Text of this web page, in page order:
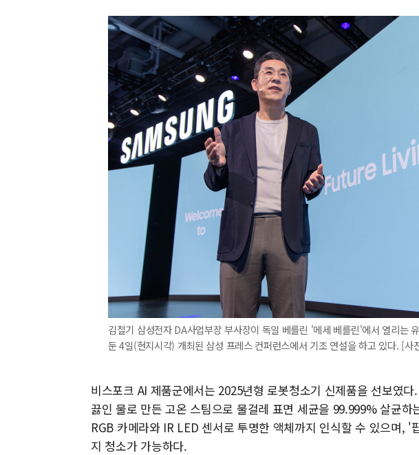
김철기 삼성전자 DA사업부장 부사장이 독일 베를린 '메세 베를린'에서 열리는
둔 4일(현지시각) 개최된 삼성 프레스 컨퍼런스에서 기조 연설을 하고 있다. [사
비스포크 AI 제품군에서는 2025년형 로봇청소기 신제품을 선보였
끓인 물로 만든 고온 스팀으로 물걸레 표면 세균을 99.999% 살균
RGB 카메라와 IR LED 센서로 투명한 액체까지 인식할 수 있으며,
지 청소가 가능하다.